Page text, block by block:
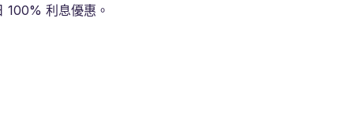
100% 利息優惠。